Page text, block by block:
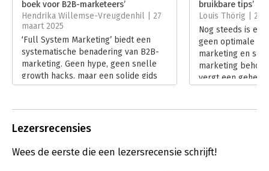
Hoofdrubriek: Marketing,Reclame en verkoop
boek voor B2B-marketeers’
Hendrika Willemse-Vreugdenhil | 27
maart 2025
‘Full System Marketing’ biedt een
systematische benadering van B2B-
marketing. Geen hype, geen snelle
growth hacks, maar een solide gids
voor marketeers die hun strategie
machine. Van demand generation tot
sales intelligence: alles moet
boek ook echt wat het belooft? Dat
bruikbare tips’
Louis Thörig | 23
Nog steeds is er
geen optimale
marketing en
marketing
vergt een geheel
Marketing’.
Lezersrecensies
Wees de eerste die een lezersrecensie schrijft!